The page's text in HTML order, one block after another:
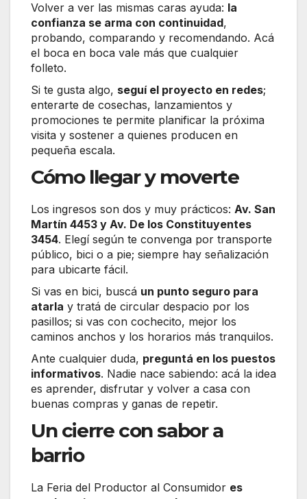
Volver a ver las mismas caras ayuda: la
confianza se arma con continuidad,
probando, comparando y recomendando. Acá
el boca en boca vale más que cualquier
folleto.
Si te gusta algo, seguí el proyecto en redes;
enterarte de cosechas, lanzamientos y
promociones te permite planificar la próxima
visita y sostener a quienes producen en
pequeña escala.
Cómo llegar y moverte
Los ingresos son dos y muy prácticos: Av. San
Martín 4453 y Av. De los Constituyentes
3454. Elegí según te convenga por transporte
público, bici o a pie; siempre hay señalización
para ubicarte fácil.
Si vas en bici, buscá un punto seguro para
atarla y tratá de circular despacio por los
pasillos; si vas con cochecito, mejor los
caminos anchos y los horarios más tranquilos.
Ante cualquier duda, preguntá en los puestos
informativos. Nadie nace sabiendo: acá la idea
es aprender, disfrutar y volver a casa con
buenas compras y ganas de repetir.
Un cierre con sabor a
barrio
La Feria del Productor al Consumidor es